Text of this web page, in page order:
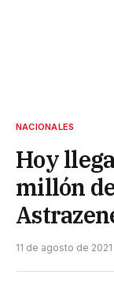
NACIONALES
Hoy
millón
11 de agosto de 2021